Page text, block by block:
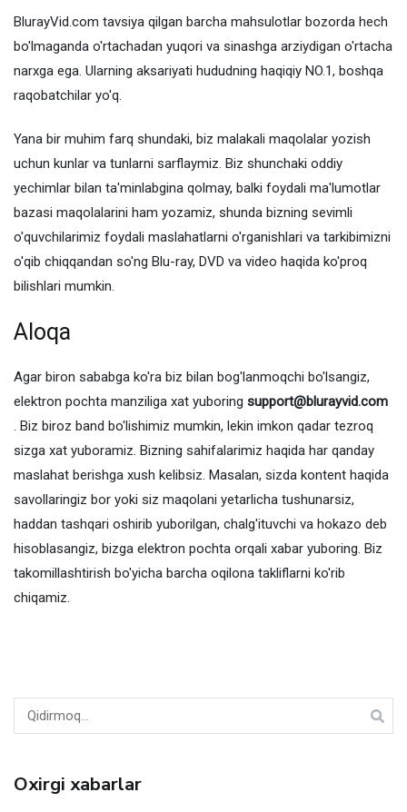
BlurayVid.com tavsiya qilgan barcha mahsulotlar bozorda hech
bo'lmaganda o'rtachadan yuqori va sinashga arziydigan o'rtacha
narxga ega. Ularning aksariyati hududning haqiqiy NO.1, boshqa
raqobatchilar yo'q.
Yana bir muhim farq shundaki, biz malakali maqolalar yozish
uchun kunlar va tunlarni sarflaymiz. Biz shunchaki oddiy
yechimlar bilan ta'minlabgina qolmay, balki foydali ma'lumotlar
bazasi maqolalarini ham yozamiz, shunda bizning sevimli
o'quvchilarimiz foydali maslahatlarni o'rganishlari va tarkibimizni
o'qib chiqqandan so'ng Blu-ray, DVD va video haqida ko'proq
bilishlari mumkin.
Aloqa
Agar biron sababga ko'ra biz bilan bog'lanmoqchi bo'lsangiz,
elektron pochta manziliga xat yuboring support@blurayvid.com
. Biz biroz band bo'lishimiz mumkin, lekin imkon qadar tezroq
sizga xat yuboramiz. Bizning sahifalarimiz haqida har qanday
maslahat berishga xush kelibsiz. Masalan, sizda kontent haqida
savollaringiz bor yoki siz maqolani yetarlicha tushunarsiz,
haddan tashqari oshirib yuborilgan, chalg'ituvchi va hokazo deb
hisoblasangiz, bizga elektron pochta orqali xabar yuboring. Biz
takomillashtirish bo'yicha barcha oqilona takliflarni ko'rib
chiqamiz.
qidirish:
Oxirgi xabarlar